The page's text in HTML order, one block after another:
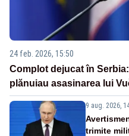
24 feb. 2026, 15:50
Complot dejucat în
plănuiau asasinarea lui
9 aug. 2026,
trimite